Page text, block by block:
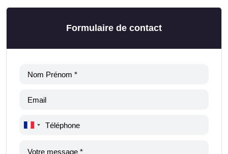
Formulaire de contact